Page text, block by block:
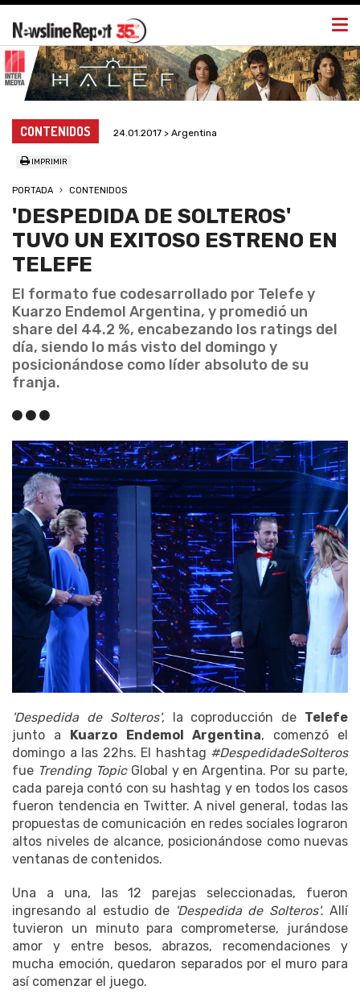
CONTENIDOS 24.01.2017 > Argentina
IMPRIMIR
PORTADA CONTENIDOS
'DESPEDIDA DE SOLTEROS'
TUVO UN EXITOSO ESTRENO EN
TELEFE
El formato fue codesarrollado por Telefe y
Kuarzo Endemol Argentina, y promedió un
share del 44.2 %, encabezando los ratings del
día, siendo lo más visto del domingo y
posicionándose como líder absoluto de su
franja.
'Despedida de Solteros', la coproducción de Telefe
junto a Kuarzo Endemol Argentina, comenzó el
domingo a las 22hs. El hashtag #DespedidadeSolteros
fue Trending TopicGlobal y en Argentina. Por su parte,
cada pareja contó con su hashtag y en todos los casos
fueron tendencia en Twitter. A nivel general, todas las
propuestas de comunicación en redes sociales lograron
altos niveles de alcance, posicionándose como nuevas
ventanas de contenidos.
Una a una, las 12 parejas seleccionadas, fueron
ingresando al estudio de 'Despedida de Solteros'. Allí
tuvieron un minuto para comprometerse, jurándose
amor y entre besos, abrazos, recomendaciones y
mucha emoción, quedaron separados por el muro para
así comenzar el juego.